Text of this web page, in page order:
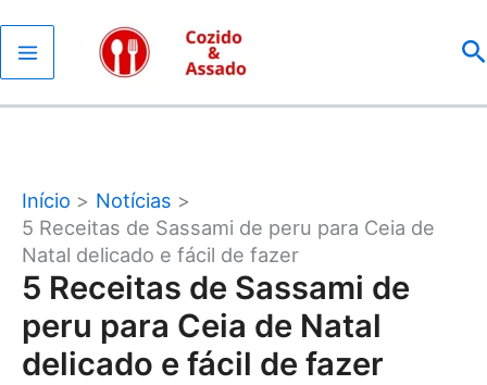
para
o
conteúdo
Início
Notícias
5 Receitas de Sassami de peru para Ceia de
Natal delicado e fácil de fazer
5 Receitas de Sassami de
peru para Ceia de Natal
delicado e fácil de fazer